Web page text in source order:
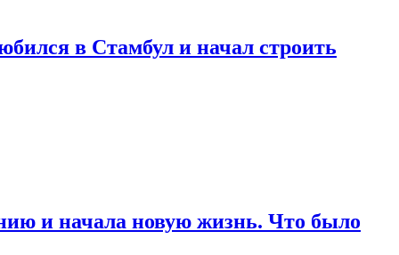
в Стамбул и начал строить
и начала новую жизнь. Что было